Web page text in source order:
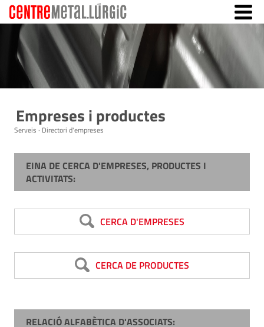
Empreses i productes
Serveis · Directori d'empreses
EINA DE CERCA D'EMPRESES, PRODUCTES I
ACTIVITATS:
CERCA D'EMPRESES
CERCA DE PRODUCTES
RELACIÓ ALFABÈTICA D'ASSOCIATS: